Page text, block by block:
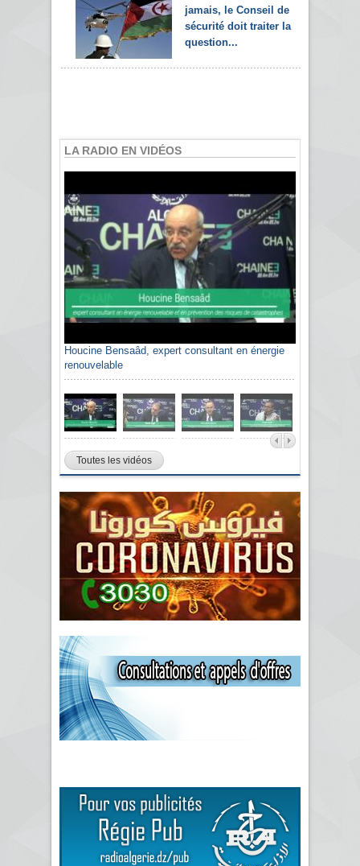
jamais, le Conseil de
sécurité doit traiter la
question...
LA RADIO EN VIDÉOS
Houcine Bensaâd, expert consultant en énergie
renouvelable
Toutes les vidéos